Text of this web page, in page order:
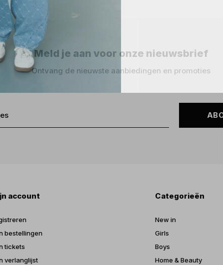
Meld je aan voor onze nieuwsbrief
Ontvang de nieuwste aanbiedingen en promoties
account
bestellingen
tickets
verlanglijst
Categorieën
New in
Girls
Boys
Home & Beauty